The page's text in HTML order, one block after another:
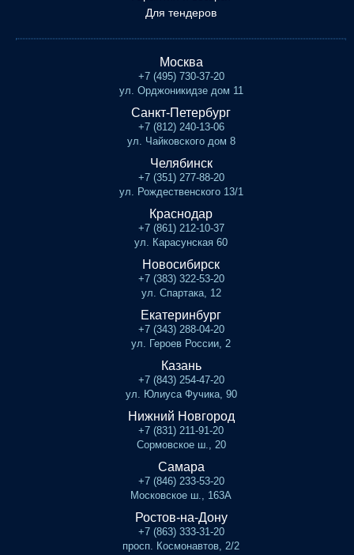
Для тендеров
Москва
+7 (495) 730-37-20
ул. Орджоникидзе дом 11
Санкт-Петербург
+7 (812) 240-13-06
ул. Чайковского дом 8
Челябинск
+7 (351) 277-88-20
ул. Рождественского 13/1
Краснодар
+7 (861) 212-10-37
ул. Карасунская 60
Новосибирск
+7 (383) 322-53-20
ул. Спартака, 12
Екатеринбург
+7 (343) 288-04-20
ул. Героев России, 2
Казань
+7 (843) 254-47-20
ул. Юлиуса Фучика, 90
Нижний Новгород
+7 (831) 211-91-20
Сормовское ш., 20
Самара
+7 (846) 233-53-20
Московское ш., 163А
Ростов-на-Дону
+7 (863) 333-31-20
просп. Космонавтов, 2/2